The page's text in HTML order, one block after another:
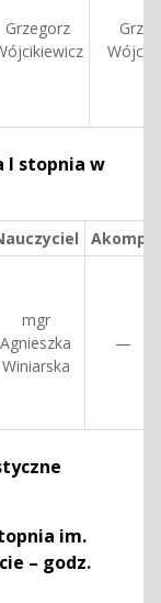
Grzegorz
I stopnia w
Akomp.
mgr
Agnieszka
Winiarska
—
im.
– godz.